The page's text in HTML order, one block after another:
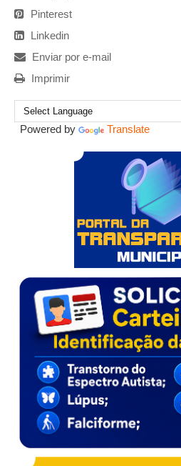
Pinterest
Linkedin
Enviar por e-mail
Imprimir
Powered by Translate